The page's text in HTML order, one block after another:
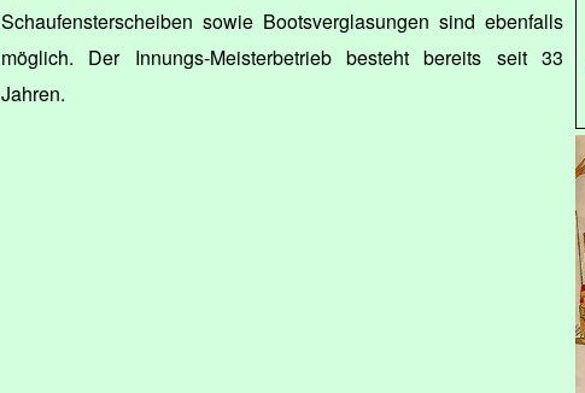
Schaufensterscheiben sowie Bootsverglasungen sind ebenfalls
möglich. Der Innungs-Meisterbetrieb besteht bereits seit 33
Jahren.